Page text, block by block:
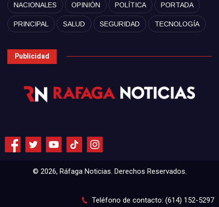
NACIONALES OPINIÓN POLÍTICA PORTADA
PRINCIPAL SALUD SEGURIDAD TECNOLOGÍA
Publicidad
© 2026, Ráfaga Noticias. Derechos Reservados.
Teléfono de contacto: (614) 152-5297